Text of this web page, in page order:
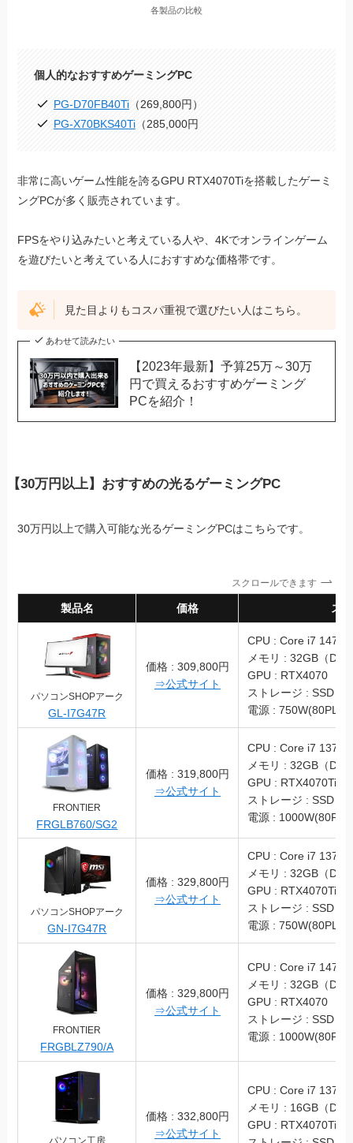
各製品の比較
個人的なおすすめゲーミングPC
PG-D70FB40Ti（269,800円）
PG-X70BKS40Ti（285,000円
非常に高いゲーム性能を誇るGPU RTX4070Tiを搭載したゲーミ
ングPCが多く販売されています。
FPSをやり込みたいと考えている人や、4Kでオンラインゲーム
を遊びたいと考えている人におすすめな価格帯です。
見た目よりもコスパ重視で選びたい人はこちら。
あわせて読みたい
【2023年最新】予算25万～30万
円で買えるおすすめゲーミング
PCを紹介！
【30万円以上】おすすめの光るゲーミングPC
30万円以上で購入可能な光るゲーミングPCはこちらです。
スクロールできます
製品名 価格 スペッ
パソコンSHOPアーク
GL-I7G47R
価格 : 309,800円
⇒公式サイト
CPU : Core i7
メモリ : 32GB（
GPU : RTX4070
ストレージ : SSD
電源 :
FRONTIER
FRGLB760/SG2
価格 : 319,800円
⇒公式サイト
CPU : Core i7
メモリ : 32GB（
GPU : RTX4070Ti
ストレージ : SSD
電源 :
パソコンSHOPアーク
GN-I7G47R
価格 : 329,800円
⇒公式サイト
CPU : Core i7
メモリ : 32GB（
GPU : RTX4070Ti
ストレージ : SSD
電源 :
FRONTIER
FRGBLZ790/A
価格 : 329,800円
⇒公式サイト
CPU : Core i7
メモリ : 32GB（
GPU : RTX4070
ストレージ : SSD
電源 :
価格 : 332,800円
⇒公式サイト
CPU : Core i7
メモリ : 16GB（
GPU : RTX4070Ti